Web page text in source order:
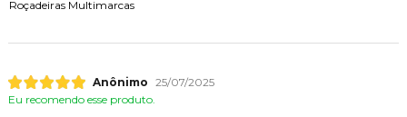
Roçadeiras Multimarcas
Anônimo 25/07/2025
Eu recomendo esse produto.